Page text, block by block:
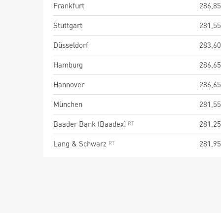
Frankfurt
286,85
Stuttgart
281,55
Düsseldorf
283,60
Hamburg
286,65
Hannover
286,65
München
281,55
Baader Bank (Baadex)
281,25
Lang & Schwarz
281,95